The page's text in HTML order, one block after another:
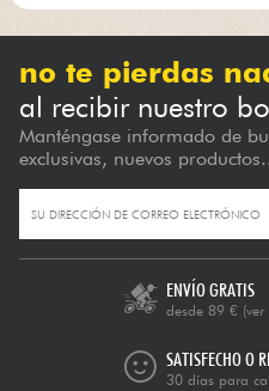
no te pierdas
al recibir nuestro
Manténgase informado de
exclusivas, nuevos
ENVÍO GRATIS
desde 89 €
SATISFECHO O
30 días para